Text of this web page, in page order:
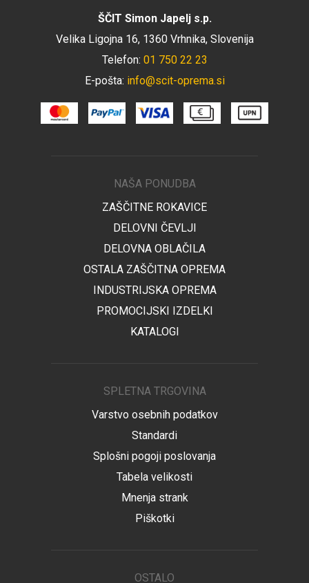
ŠČIT Simon Japelj s.p.
Velika Ligojna 16, 1360 Vrhnika, Slovenija
Telefon: 01 750 22 23
E-pošta: info@scit-oprema.si
NAŠA PONUDBA
ZAŠČITNE ROKAVICE
DELOVNI ČEVLJI
DELOVNA OBLAČILA
OSTALA ZAŠČITNA OPREMA
INDUSTRIJSKA OPREMA
PROMOCIJSKI IZDELKI
KATALOGI
SPLETNA TRGOVINA
Varstvo osebnih podatkov
Standardi
Splošni pogoji poslovanja
Tabela velikosti
Mnenja strank
Piškotki
OSTALO